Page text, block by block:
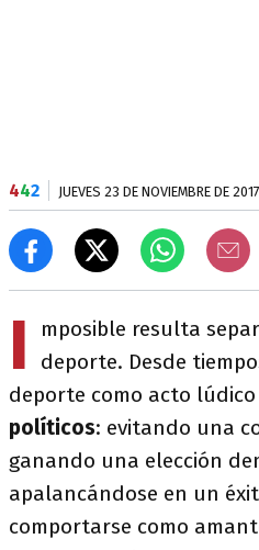
442 JUEVES 23 DE NOVIEMBRE DE 2017
I
mposible resulta
deporte. Desde
deporte como acto lúdico
políticos: evitando una
ganando una elección
apalancándose en un
comportarse como